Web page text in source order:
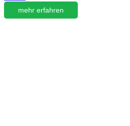
mehr erfahren